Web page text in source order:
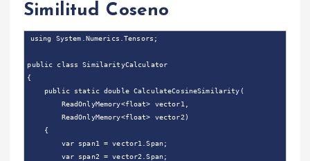
Similitud Coseno
using System.Numerics.Tensors;
public class SimilarityCalculator
{
    public static double CalculateCosineSimilarity(
        ReadOnlyMemory<float> vector1,
        ReadOnlyMemory<float> vector2)
    {
        var span1 = vector1.Span;
        var span2 = vector2.Span;